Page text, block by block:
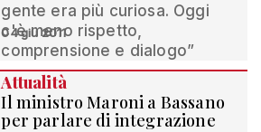
gente era più curiosa. Oggi
c'è meno rispetto,
comprensione e dialogo”
04 giu 2011
Attualità
Il ministro Maroni a Bassano
per parlare di integrazione